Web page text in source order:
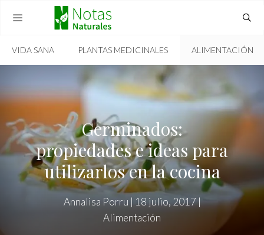
MENU
VIDA SANA PLANTAS MEDICINALES ALIMENTACIÓN
Germinados:
propiedades e ideas para
utilizarlos en la cocina
Annalisa Porru | 18 julio, 2017|
Alimentación